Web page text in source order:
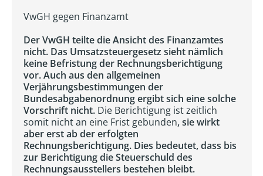
VwGH gegen Finanzamt
Der VwGH teilte die Ansicht des Finanzamtes
nicht. Das Umsatzsteuergesetz sieht nämlich
keine Befristung der Rechnungsberichtigung
vor. Auch aus den allgemeinen
Verjährungsbestimmungen der
Bundesabgabenordnung ergibt sich eine solche
Vorschrift nicht. Die Berichtigung ist zeitlich
somit nicht an eine Frist gebunden, sie wirkt
aber erst ab der erfolgten
Rechnungsberichtigung. Dies bedeutet, dass bis
zur Berichtigung die Steuerschuld des
Rechnungsausstellers bestehen bleibt.